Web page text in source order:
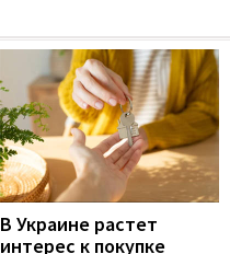
В Украине растет
интерес к покупке